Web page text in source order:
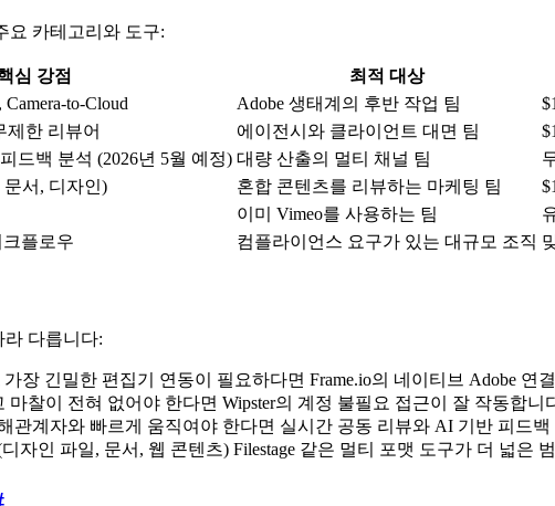
요 카테고리와 도구:
심 강점 최적 대상
to-Cloud Adobe 생태계의 후반 작업 팀
제한 리뷰어 에이전시와 클라이언트 대면 팀
드백 분석 (2026년 5월 예정) 대량 산출의 멀티 채널 팀
서, 디자인) 혼합 콘텐츠를 리뷰하는 마케팅 팀
이미 Vimeo를 사용하는 팀
플로우 컴플라이언스 요구가 있는 대규모 조직
다릅니다:
가장 긴밀한 편집기 연동이 필요하다면 Frame.io의 네이티브 Adobe 연
마찰이 전혀 없어야 한다면 Wipster의 계정 불필요 접근이 잘 작동합니
관계자와 빠르게 움직여야 한다면 실시간 공동 리뷰와 AI 기반 피드
자인 파일, 문서, 웹 콘텐츠) Filestage 같은 멀티 포맷 도구가 더 넓은